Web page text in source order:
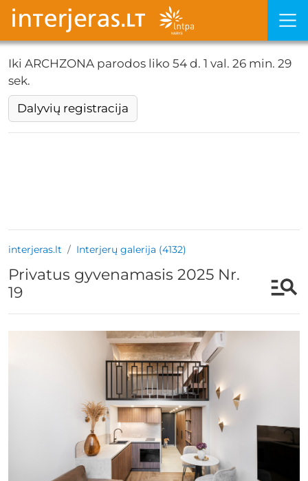
Iki ARCHZONA parodos liko 54 d. 1 val. 26 min. 29
sek.
Dalyvių registracija
interjeras.lt Interjerų galerija (4132)
Privatus gyvenamasis 2025 Nr.
19